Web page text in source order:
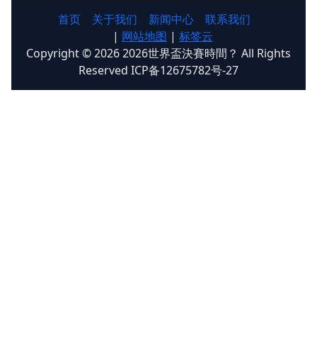
首页 关于我们 新闻中心
联系我们
| 网站地图 | 标签云
Copyright © 2026 2026世界盃決賽時間？ All Rights
Reserved ICP备12675782号-27